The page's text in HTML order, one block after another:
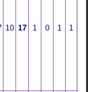
10 17 1 0 1 1